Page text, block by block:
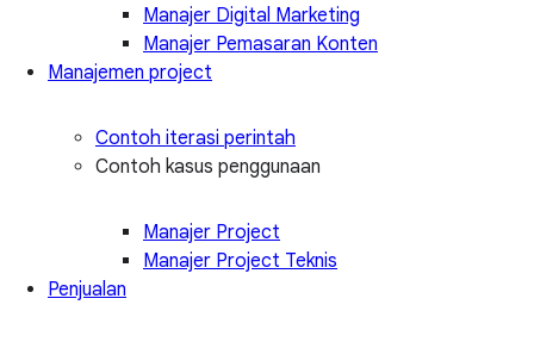
Manajer Digital Marketing
Manajer Pemasaran Konten
Manajemen project
Contoh iterasi perintah
Contoh kasus penggunaan
Manajer Project
Manajer Project Teknis
Penjualan